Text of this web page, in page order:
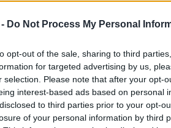
Do Not Process My Personal
opt-out of the sale, sharing to third
for targeted advertising by us,
selection. Please note that after your opt-
interest-based ads based on personal
to third parties prior to your opt-
of your personal information by third
única que combina
embargo, elegir el festival
variedad de opciones
de selección basado en